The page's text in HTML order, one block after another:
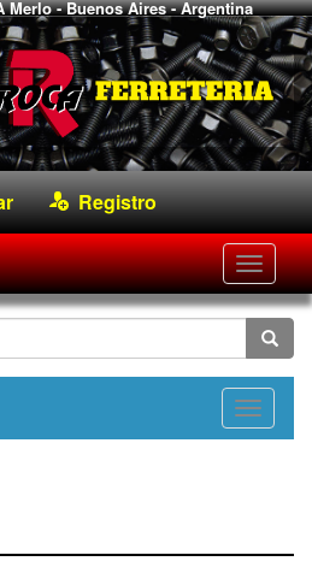
Merlo - Buenos Aires - Argentina
Registro